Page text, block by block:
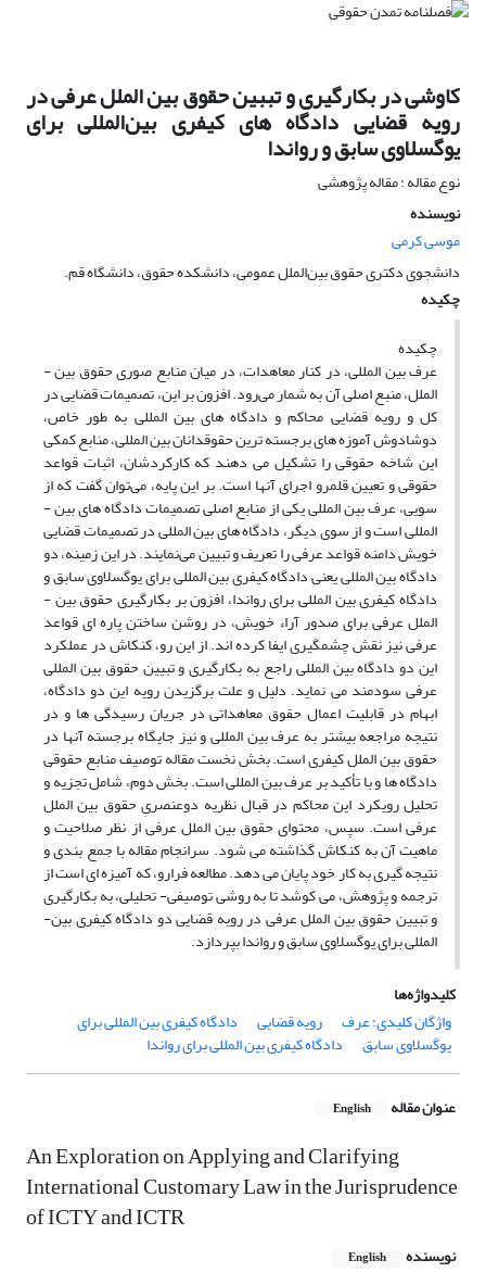
کاوشی در بکارگیری و تببین حقوق بین الملل عرفی در
رویه قضایی دادگاه های کیفری بین‌المللی برای
یوگسلاوی سابق و رواندا
نوع مقاله : مقاله پژوهشی
نویسنده
موسی کرمی
دانشجوی دکتری حقوق بین‌الملل عمومی، دانشکده حقوق، دانشگاه قم.
چکیده
چکیده
عرف بین ­المللی، در کنار معاهدات، در میان منابع صوری حقوق بین ­
الملل، منبع اصلی آن به شمار می‌رود. افزون بر این، تصمیمات قضایی در
کل و رویه­ قضایی محاکم و دادگاه های بین ­المللی به طور خاص،
دوشادوش آموزه­ های برجسته­ ترین حقوقدانان بین­ المللی، منابع کمکی
این شاخه­ حقوقی را تشکیل می­ دهند که کارکردشان، اثبات قواعد
حقوقی و تعیین قلمرو اجرای آن­ها است. بر این پایه، می‌توان گفت که از
سویی، عرف بین­ المللی یکی از منابع اصلی تصمیمات دادگاه ­های بین ­
المللی است و از سوی دیگر، دادگاه­ های بین ­المللی در تصمیمات قضایی
خویش دامنه­ قواعد عرفی را تعریف و تبیین می‌نمایند. در این زمینه، دو
دادگاه بین­ المللی یعنی دادگاه کیفری بین­ المللی برای یوگسلاوی سابق و
دادگاه کیفری بین ­المللی برای رواندا، افزون بر بکارگیری حقوق بین ­
الملل عرفی برای صدور آراء خویش، در روشن­ ساختن پاره ­ای قواعد
عرفی نیز نقش چشمگیری ایفا کرده ­اند. از این رو، کنکاش در عملکرد
این دو دادگاه بین­ المللی راجع به بکارگیری و تبیین حقوق بین­ المللی
عرفی سودمند می ­نماید. دلیل و علت برگزیدن رویه­ این دو دادگاه،
ابهام در قابلیت اعمال حقوق معاهداتی در جریان رسیدگی­ ها و در
نتیجه­ مراجعه­ بیشتر به عرف بین ­المللی و نیز جایگاه برجسته­ آن­ها در
حقوق بین­ الملل کیفری است. بخش نخست مقاله توصیف منابع حقوقی
دادگاه ­ها و با تأکید بر عرف بین­ المللی است. بخش دوم، شامل تجزیه و
تحلیل رویکرد این محاکم در قبال نظریه­ دوعنصریِ حقوق بین ­الملل
عرفی است. سپس، محتوای حقوق بین ­الملل عرفی از نظر صلاحیت و
ماهیت آن به کنکاش گذاشته می ­شود. سرانجام مقاله با جمع­ بندی و
نتیجه­ گیری به کار خود پایان می ­دهد. مطالعه­ فرارو، که آمیزه ­ای است از
ترجمه و پژوهش، می­ کوشد تا به روشی توصیفی- تحلیلی، به بکارگیری
و تبیین حقوق بین­ الملل عرفی در رویه­ قضایی دو دادگاه­ کیفری بین­
المللی برای یوگسلاوی سابق و رواندا بپردازد.
کلیدواژه‌ها
واژگان کلیدی: عرف
رویه قضایی دادگاه کیفری بین المللی برای
یوگسلاوی سابق دادگاه کیفری بین المللی برای رواندا
عنوان مقاله English
An Exploration on Applying and Clarifying
International Customary Law in the Jurisprudence
of ICTY and ICTR
نویسنده English